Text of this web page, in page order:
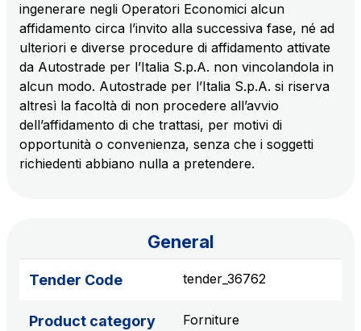
Società Italiana per il Traforo del Monte Bianco
S.p.A.
Network Km: 6
Concession expiring in 2050
Raccordo Autostradale Valle d’Aosta S.p.A.
Network Km: 32
Concession expiring in 2032
Concession expiring in 2028
Network Km: 20
ingenerare negli Operatori Economici alcun
affidamento circa l’invito alla successiva fase, né ad
ulteriori e diverse procedure di affidamento attivate
da Autostrade per l’Italia S.p.A. non vincolandola in
alcun modo. Autostrade per l’Italia S.p.A. si riserva
altresì la facoltà di non procedere all’avvio
dell’affidamento di che trattasi, per motivi di
opportunità o convenienza, senza che i soggetti
richiedenti abbiano nulla a pretendere.
General
Tender Code tender_36762
Product category Forniture